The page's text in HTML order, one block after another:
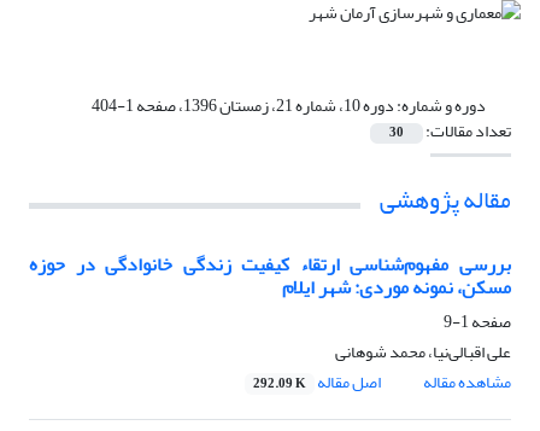
دوره و شماره:دوره 10، شماره 21، زمستان 1396، صفحه 1-404
تعداد مقالات: 30
مقاله پژوهشی
بررسی مفهوم‌شناسی ارتقاء کیفیت زندگی خانوادگی در حوزه
مسکن، نمونه موردی: شهر ایلام
صفحه1-9
علی اقبالی‌نیا، محمد شوهانی
مشاهده مقاله
اصل مقاله 292.09 K